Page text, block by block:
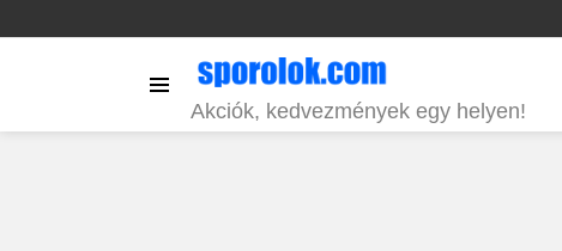
Akciók, kedvezmények egy helyen!